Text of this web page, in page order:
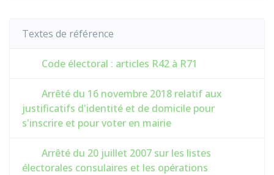
Textes de référence
Code électoral : articles R42 à R71
Arrêté du 16 novembre 2018 relatif aux
justificatifs d'identité et de domicile pour
s'inscrire et pour voter en mairie
Arrêté du 20 juillet 2007 sur les listes
électorales consulaires et les opérations